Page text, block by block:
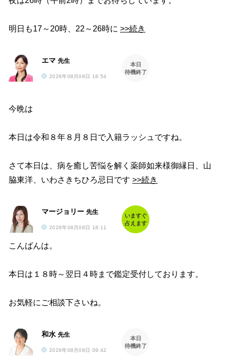
明日も17～20時、22～26時に >>続き
エマ 先生
2026年08月08日 18:54
本日
待機終了
今晩は
本日は令和８年８月８日で入籍ラッシュですね。
さて本日は、病を癒し苦悩を解く薬師如来様御縁日、山
脇東洋、いわさきちひろ忌日です >>続き
マージョリー 先生
2026年08月08日 18:11
いますぐ
占えます
こんばんは。
本日は１８時～翌日４時まで鑑定受付しております。
お気軽にご相談下さいね。
和水 先生
2026年08月08日 09:42
本日
待機終了